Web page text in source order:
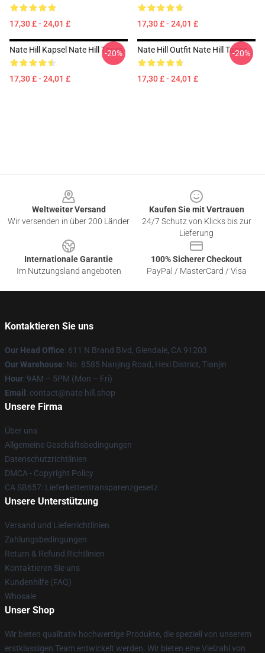
17,30 £ - 24,01 £ 17,30 £ - 24,01 £
Nate Hill Kapsel Nate Hill Tapes
17,30 £ - 24,01 £
-20% Nate Hill Outfit Nate Hill Tapes
17,30 £ - 24,01 £
-20%
Weltweiter Versand
Wir versenden in über 200 Länder
Kaufen Sie mit Vertrauen
24/7 Schutz von Klicks bis zur
Lieferung
Internationale Garantie
Im Nutzungsland angeboten
100% Sicherer Checkout
PayPal / MasterCard / Visa
Kontaktieren Sie uns
Our Head Office: 611 N Brand Blvd, Glendale, CA 91203
Our Warehouse: No. 8585 Nanjing Road, Hexi District, Tianjin
Hour: 9AM – 5PM (Mon – Fri)
Email : contact@nate-hill.shop
Unsere Firma
Über uns
Allgemeine Geschäftsbedingungen
Datenschutzrichtlinien
DMCA - Copyright Policy
CA SB657: Lieferkettentransparenzgesetz
Unsere Unterstützung
Versand und Lieferrichtlinien
Zahlungsbedingungen
Return & Refund Richtlinien
Kontaktieren Sie uns
Kundenhilfe (FAQ)
Whosale
Unser Shop
Wir bieten qualitativ hochwertige Produkte, die speziell von unserem
erstklassigen Team entwickelt werden. Wir bieten eine Vielzahl von